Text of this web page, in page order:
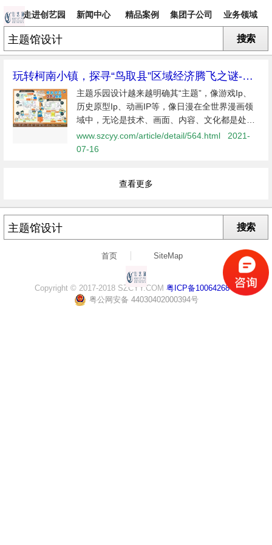
走进创艺园 新闻中心 精品案例 集团子公司 业务领域
专题 搜索
玩转柯南小镇，探寻“鸟取县”区域经济腾飞之谜-主
题乐园设计
主题乐园设计越来越明确其“主题”，像游戏Ip、
历史原型Ip、动画IP等，像日漫在全世界漫画领
域中，无论是技术、画面、内容、文化都是处于
领先地位，许多顶级IP已经从银幕上走下来，引
入主题乐园，成为主题乐园的新Ip，对当地经济
www.szcyy.com/article/detail/564.html
2021-
07-16
查看更多
搜索
首页 SiteMap
Copyright © 2017-2018 SZCYY.COM 粤ICP备10064268号
粤公网安备 44030402000394号